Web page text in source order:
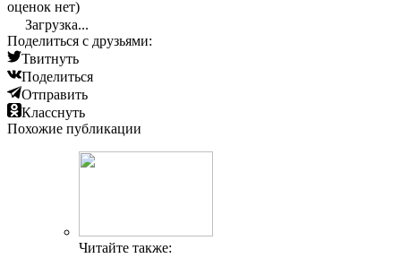
оценок нет)
Загрузка...
Поделиться с друзьями:
Твитнуть
Поделиться
Отправить
Класснуть
Похожие публикации
Читайте также: